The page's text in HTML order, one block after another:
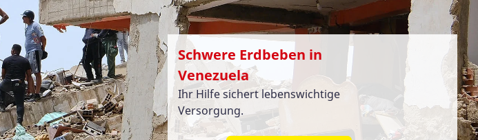
Schwere Erdbeben in
Venezuela
Ihr Hilfe sichert lebenswichtige
Versorgung.